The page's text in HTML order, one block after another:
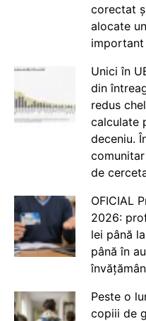
corectat
alocate
important
Unici în
din
redus
calculate
deceniu.
de
OFICIAL
2026:
lei până
până în
Peste o
copiii de